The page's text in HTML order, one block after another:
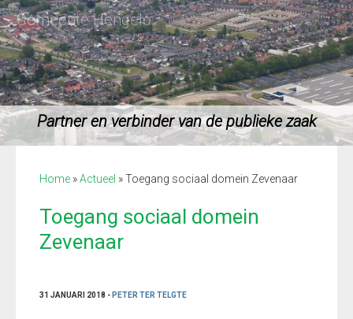
Partner en verbinder van de publieke zaak
Home »Actueel »Toegang sociaal domein Zevenaar
Toegang sociaal domein
Zevenaar
31 JANUARI 2018 - PETER TER TELGTE